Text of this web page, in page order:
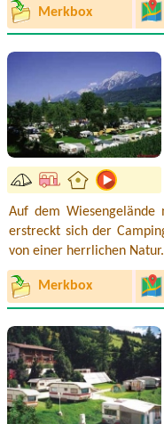
Merkbox
Auf dem
erstreckt sich der
von einer herrlichen Natur.
Merkbox